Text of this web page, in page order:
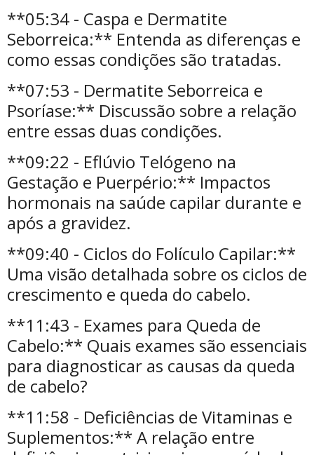
**05:34 - Caspa e Dermatite
Seborreica:** Entenda as diferenças e
como essas condições são tratadas.
**07:53 - Dermatite Seborreica e
Psoríase:** Discussão sobre a relação
entre essas duas condições.
**09:22 - Eflúvio Telógeno na
Gestação e Puerpério:** Impactos
hormonais na saúde capilar durante e
após a gravidez.
**09:40 - Ciclos do Folículo Capilar:**
Uma visão detalhada sobre os ciclos de
crescimento e queda do cabelo.
**11:43 - Exames para Queda de
Cabelo:** Quais exames são essenciais
para diagnosticar as causas da queda
de cabelo?
**11:58 - Deficiências de Vitaminas e
Suplementos:** A relação entre